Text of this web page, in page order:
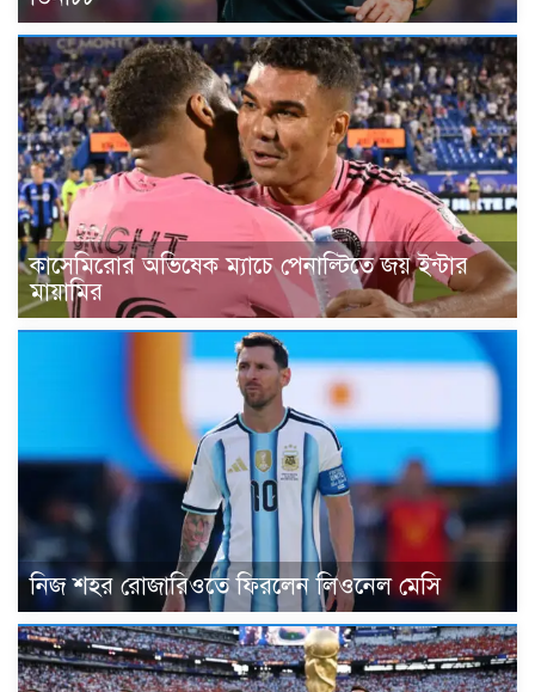
কাসেমিরোর অভিষেক ম্যাচে পেনাল্টিতে জয় ইন্টার
মায়ামির
নিজ শহর রোজারিওতে ফিরলেন লিওনেল মেসি